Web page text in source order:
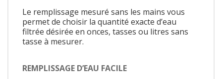
Le remplissage mesuré sans les mains vous
permet de choisir la quantité exacte d’eau
filtrée désirée en onces, tasses ou litres sans
tasse à mesurer.
REMPLISSAGE D’EAU FACILE